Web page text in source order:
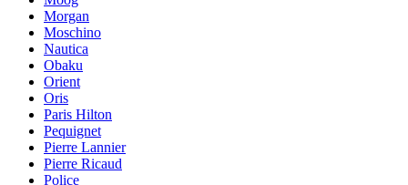
Morgan
Moschino
Nautica
Obaku
Orient
Oris
Paris Hilton
Pequignet
Pierre Lannier
Pierre Ricaud
Police